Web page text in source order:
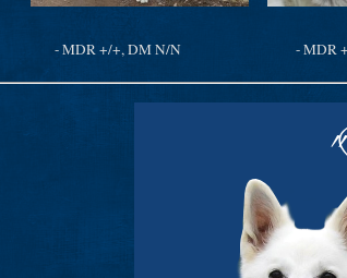
- MDR +/+, DM N/N - MDR